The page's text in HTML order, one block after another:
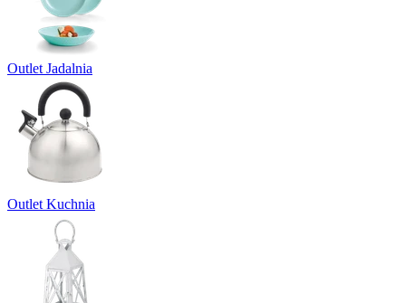
Outlet Jadalnia
Outlet Kuchnia